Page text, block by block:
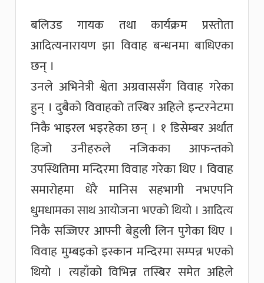
बलिउड गायक तथा कार्यक्रम प्रस्तोता
आदित्यनारायण झा विवाह बन्धनमा बाधिएका
छन् ।
उनले अभिनेत्री श्वेता अग्रवाससँग विवाह गरेका
हुन् । दुबैको विवाहको तस्बिर अहिले इन्टरनेटमा
निकै भाइरल भइरहेका छन् । १ डिसेम्बर अर्थात
हिजो उनीहरुले नजिकका आफन्तको
उपस्थितिमा मन्दिरमा विवाह गरेका थिए । विवाह
समारोहमा धेरै मानिस सहभागी नभएपनि
धुमधामका साथ आयोजना भएको थियो । आदित्य
निकै सज्जिएर आफ्नी बेहुली लिन पुगेका थिए ।
विवाह मुम्बइको इस्कान मन्दिरमा सम्पन्न भएको
थियो । त्यहाँको विभिन्न तस्बिर समेत अहिले